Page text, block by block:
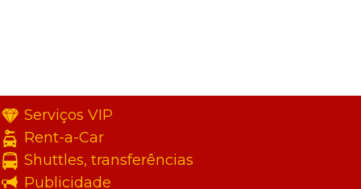
Serviços VIP
Rent-a-Car
Shuttles, transferências
Publicidade